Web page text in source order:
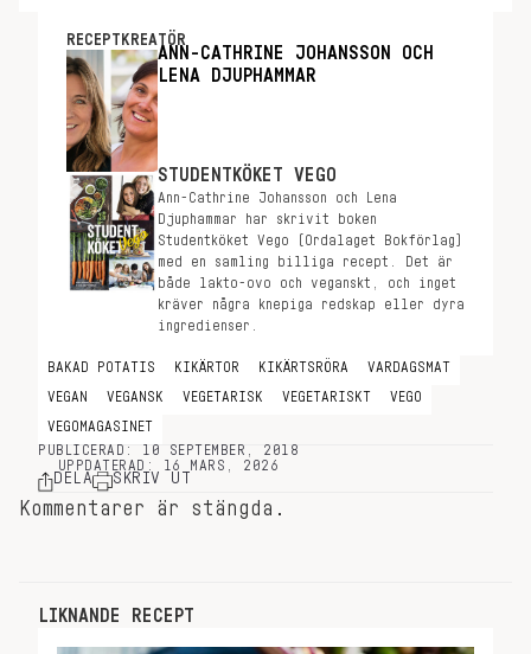
RECEPTKREATÖR
ANN-CATHRINE JOHANSSON OCH
LENA DJUPHAMMAR
STUDENTKÖKET VEGO
Ann-Cathrine Johansson och Lena
Djuphammar har skrivit boken
Studentköket Vego (Ordalaget Bokförlag)
med en samling billiga recept. Det är
både lakto-ovo och veganskt, och inget
kräver några knepiga redskap eller dyra
ingredienser.
BAKAD POTATIS KIKÄRTOR KIKÄRTSRÖRA VARDAGSMAT
VEGAN VEGANSK VEGETARISK VEGETARISKT VEGO
VEGOMAGASINET
PUBLICERAD: 10 SEPTEMBER, 2018
UPPDATERAD: 16 MARS, 2026
DELA SKRIV UT
Kommentarer är stängda.
LIKNANDE RECEPT